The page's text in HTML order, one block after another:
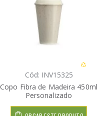
Cód: INV15325
Copo Fibra de Madeira 450ml
Personalizado